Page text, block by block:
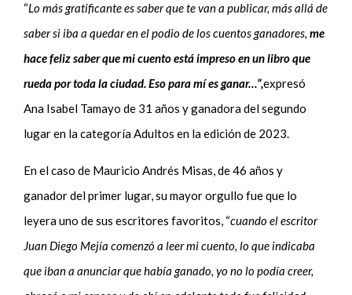
“Lo más gratificante es saber que te van a publicar, más allá de
saber si iba a quedar en el podio de los cuentos ganadores,me
hace feliz saber que mi cuento está impreso en un libro que
rueda por toda la ciudad. Eso para mí es ganar…”,expresó
Ana Isabel Tamayo de 31 años y ganadora del segundo
lugar en la categoría Adultos en la edición de 2023.
En el caso de Mauricio Andrés Misas, de 46 años y
ganador del primer lugar, su mayor orgullo fue que lo
leyera uno de sus escritores favoritos, “cuando el escritor
Juan Diego Mejía comenzó a leer mi cuento, lo que indicaba
que iban a anunciar que había ganado, yo no lo podía creer,